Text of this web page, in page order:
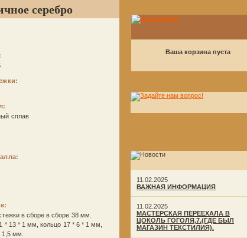
серебро
сплав
в сборе в сборе 38 мм.
* 13 * 1 мм, кольцо 17 * 6 * 1 мм,
1,5 мм.
Ваша корзина пуста
11.02.2025
ВАЖНАЯ ИНФОРМАЦИЯ
11.02.2025
МАСТЕРСКАЯ ПЕРЕЕХАЛА В
ЦОКОЛЬ ГОГОЛЯ,7.(ГДЕ БЫЛ
МАГАЗИН ТЕКСТИЛИЯ).